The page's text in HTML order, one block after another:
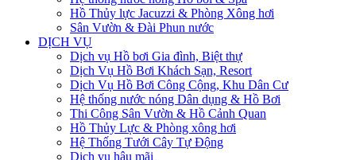
Hồ Thủy lực Jacuzzi & Phòng Xông hơi
Sân Vườn & Đài Phun nước
DỊCH VỤ
Dịch vụ Hồ bơi Gia đình, Biệt thự
Dịch Vụ Hồ Bơi Khách Sạn, Resort
Dịch Vụ Hồ Bơi Công Cộng, Khu Dân Cư
Hệ thống nước nóng Dân dụng & Hồ Bơi
Thi Công Sân Vườn & Hồ Cảnh Quan
Hồ Thủy Lực & Phòng xông hơi
Hệ Thống Tưới Cây Tự Động
Dịch vụ hậu mãi